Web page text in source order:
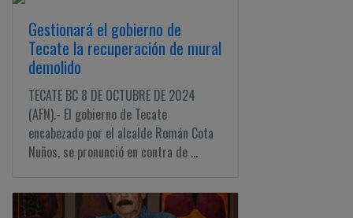
Gestionará el gobierno de
Tecate la recuperación de mural
demolido
TECATE BC 8 DE OCTUBRE DE 2024
(AFN).- El gobierno de Tecate
encabezado por el alcalde Román Cota
Nuños, se pronunció en contra de ...